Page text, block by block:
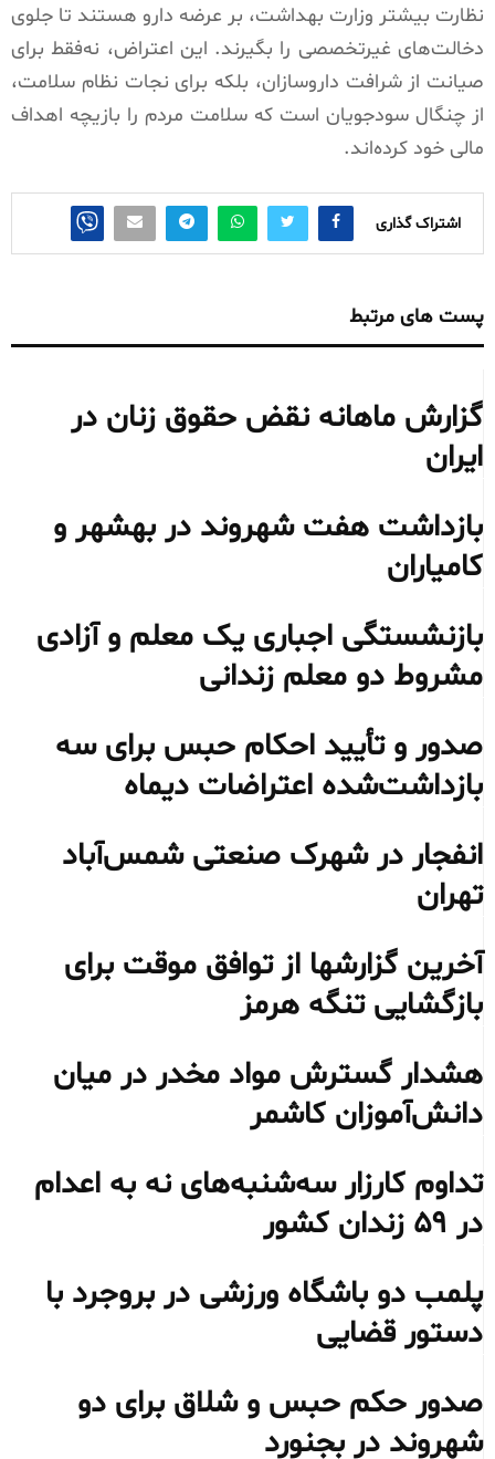
نظارت بیشتر وزارت بهداشت، بر عرضه دارو هستند تا جلوی
دخالت‌های غیرتخصصی را بگیرند. این اعتراض، نه‌فقط برای
صیانت از شرافت داروسازان، بلکه برای نجات نظام سلامت،
از چنگال سودجویان است که سلامت مردم را بازیچه اهداف
مالی خود کرده‌اند.
اشتراک گذاری
پست های مرتبط
گزارش ماهانه نقض حقوق زنان در
ایران
بازداشت هفت شهروند در بهشهر و
کامیاران
بازنشستگی اجباری یک معلم و آزادی
مشروط دو معلم زندانی
صدور و تأیید احکام حبس برای سه
بازداشت‌شده اعتراضات دیماه
انفجار در شهرک صنعتی شمس‌آباد
تهران
آخرین گزارشها از توافق موقت برای
بازگشایی تنگه هرمز
هشدار گسترش مواد مخدر در میان
دانش‌آموزان کاشمر
تداوم کارزار سه‌شنبه‌های نه به اعدام
در ۵۹ زندان کشور
پلمب دو باشگاه ورزشی در بروجرد با
دستور قضایی
صدور حکم حبس و شلاق برای دو
شهروند در بجنورد